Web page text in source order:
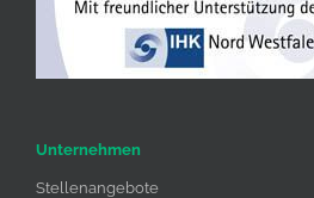
Unternehmen
Stellenangebote